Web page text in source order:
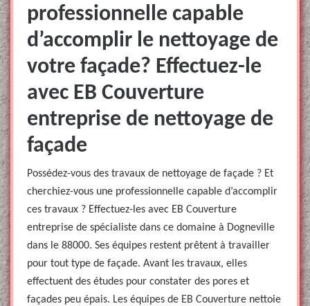
professionnelle capable
d’accomplir le nettoyage de
votre façade? Effectuez-le
avec EB Couverture
entreprise de nettoyage de
façade
Possédez-vous des travaux de nettoyage de façade ? Et
cherchiez-vous une professionnelle capable d’accomplir
ces travaux ? Effectuez-les avec EB Couverture
entreprise de spécialiste dans ce domaine à Dogneville
dans le 88000. Ses équipes restent prêtent à travailler
pour tout type de façade. Avant les travaux, elles
effectuent des études pour constater des pores et
façades peu épais. Les équipes de EB Couverture nettoie